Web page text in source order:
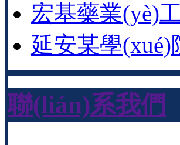
宏基藥業(yè)
延安某學
聯(lián)系我們